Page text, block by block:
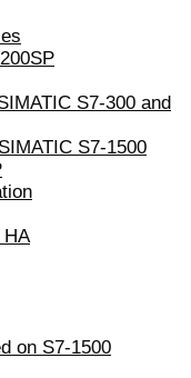
S7-300 and
S7-1500
HA
on S7-1500